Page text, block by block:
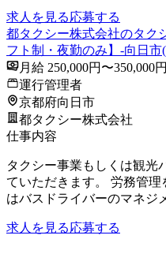
求人を見る応募する
都タクシー株式会社のタク
フト制・夜勤のみ】-向日市
月給 250,000円〜350,000円
運行管理者
京都府向日市
都タクシー株式会社
仕事内容
タクシー事業もしくは観光
ていただきます。 労務管
はバスドライバーのマネジ
求人を見る応募する